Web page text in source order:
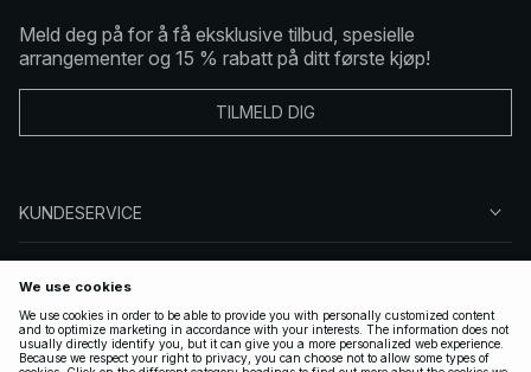
Meld deg på for å få eksklusive tilbud, spesielle
arrangementer og 15 % rabatt på ditt første kjøp!
TILMELD DIG
KUNDESERVICE
FØLG OSS